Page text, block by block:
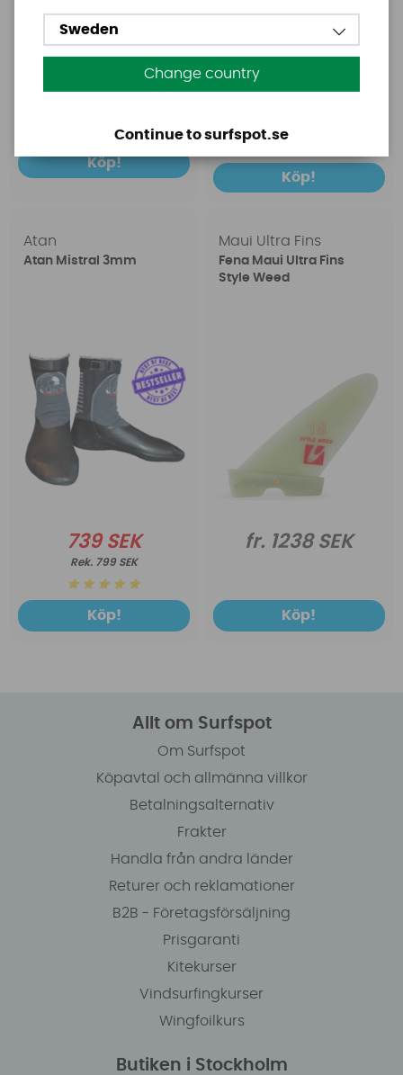
19 SEK
Köp!
Köp!
Atan
Atan Mistral 3mm
739 SEK
799 SEK
Köp!
Maui Ultra Fins
Fena Maui Ultra Fins
Style Weed
fr. 1238 SEK
Köp!
Allt om Surfspot
Om Surfspot
Köpavtal och allmänna villkor
Betalningsalternativ
Frakter
Handla från andra länder
Returer och reklamationer
B2B - Företagsförsäljning
Prisgaranti
Kitekurser
Vindsurfingkurser
Wingfoilkurs
Butiken i Stockholm
Sweden
Change country
Continue to surfspot.se